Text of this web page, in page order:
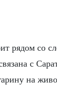
рядом со
с
на